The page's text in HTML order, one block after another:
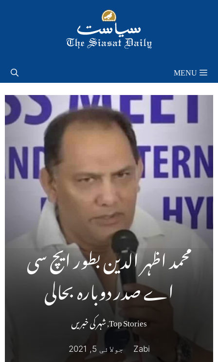
MENU
محمد اظہر الدین بطور ایچ سی
اے صدر دوبارہ بحالی
Top Stories
,شہر کی خبریں
Zabi جولائی 5, 2021